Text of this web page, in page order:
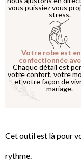
vous puissiez vous
stress.
Votre robe est
confectionnée
Chaque détail est
votre confort, votre
et votre façon de
mariage.
Cet outil est là pour
rythme.